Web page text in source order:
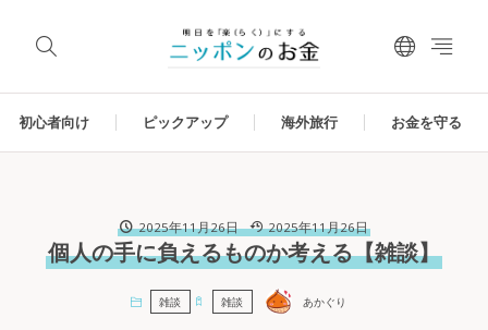
初心者向け ピックアップ 海外旅行 お金を守る
2025年11月26日 2025年11月26日
個人の手に負えるものか考える【雑談】
雑談 雑談 あかぐり